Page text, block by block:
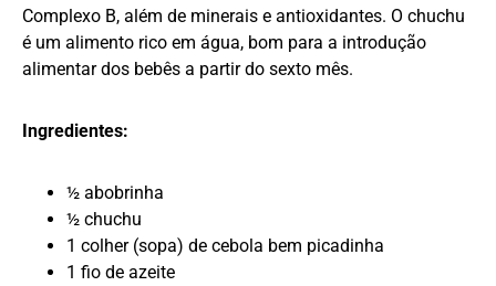
Complexo B, além de minerais e antioxidantes. O chuchu
é um alimento rico em água, bom para a introdução
alimentar dos bebês a partir do sexto mês.
Ingredientes:
½ abobrinha
½ chuchu
1 colher (sopa) de cebola bem picadinha
1 fio de azeite